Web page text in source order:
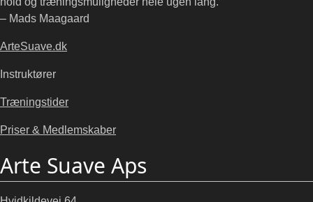
– Mads Maagaard
ArteSuave.dk
Instruktører
Træningstider
Priser & Medlemskaber
Arte Suave Aps